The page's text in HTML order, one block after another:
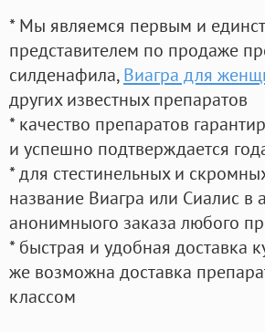
* Мы являемся первым и
представителем по продаже
силденафила, Виагра для
других известных препаратов
* качество препаратов
и успешно подтверждается
* для стестинельных и
название Виагра или Сиалис в
анонимныого заказа любого
* быстрая и удобная доставка
же возможна доставка
классом